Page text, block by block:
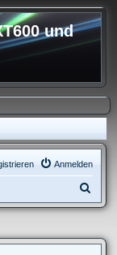
und
Anmelden
u
h